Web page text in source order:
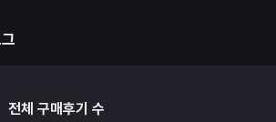
전체 구매후기 수